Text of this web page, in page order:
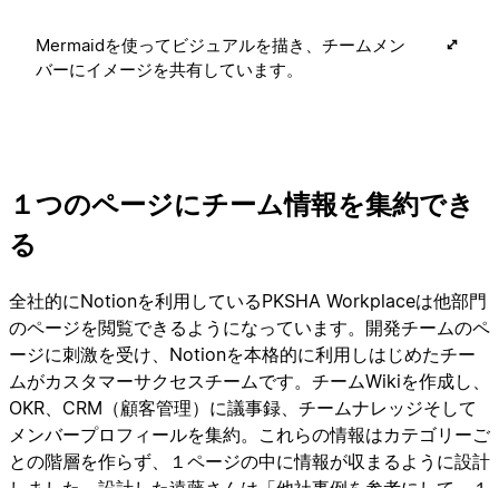
Mermaidを使ってビジュアルを描き、チームメン
バーにイメージを共有しています。
１つのページにチーム情報を集約でき
る
全社的にNotionを利用しているPKSHA Workplaceは他部門
のページを閲覧できるようになっています。開発チームのペ
ージに刺激を受け、Notionを本格的に利用しはじめたチー
ムがカスタマーサクセスチームです。チームWikiを作成し、
OKR、CRM（顧客管理）に議事録、チームナレッジそして
メンバープロフィールを集約。これらの情報はカテゴリーご
との階層を作らず、１ページの中に情報が収まるように設計